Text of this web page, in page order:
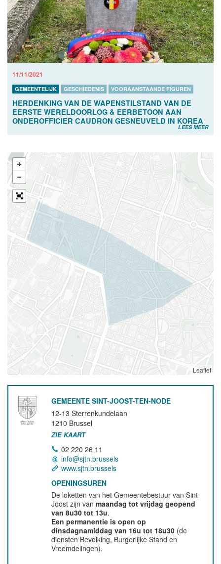
11/11/2021
GEMEENTELIJK GESCHIEDENIS VOORAANSTAANDE FIGUREN
HERDENKING VAN DE WAPENSTILSTAND VAN DE
EERSTE WERELDOORLOG & EERBETOON AAN
ONDEROFFICIER CAUDRON GESNEUVELD IN KOREA
LEES MEER
Leaflet
GEMEENTE SINT-JOOST-TEN-NODE
12-13 Sterrenkundelaan
1210 Brussel
ZIE KAART
02 220 26 11
info@sjtn.brussels
www.sjtn.brussels
OPENINGSUREN
De loketten van het Gemeentebestuur van Sint-
Joost zijn vanmaandag tot vrijdag geopend
van 8u30 tot 13u.
Een permanentie is open op
dinsdagnamiddag van 16u tot 18u30 (de
diensten Bevolking, Burgerlijke Stand en
Vreemdelingen).